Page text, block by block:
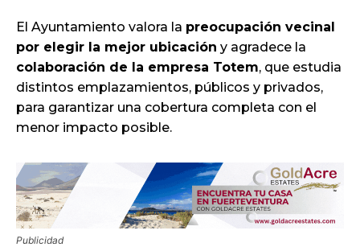
El Ayuntamiento valora la preocupación vecinal
por elegir la mejor ubicación y agradece la
colaboración de la empresa Totem, que estudia
distintos emplazamientos, públicos y privados,
para garantizar una cobertura completa con el
menor impacto posible.
Publicidad